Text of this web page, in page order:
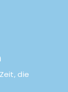
die